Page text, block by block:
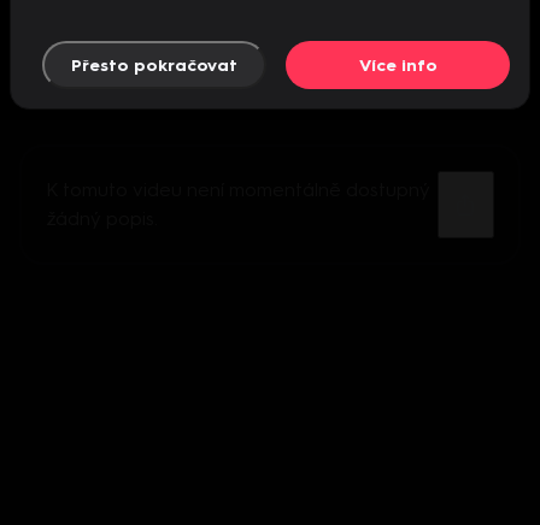
Přesto pokračovat Více info